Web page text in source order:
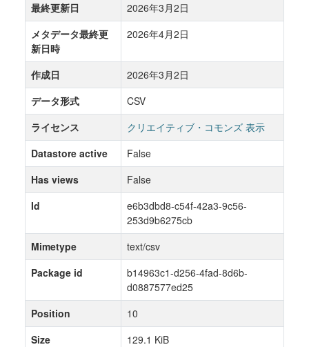
最終更新日
2026年3月2日
メタデータ最終更
新日時
2026年4月2日
作成日
2026年3月2日
データ形式
CSV
ライセンス
クリエイティブ・コモンズ 表示
Datastore active
False
Has views
False
Id
e6b3dbd8-c54f-42a3-9c56-
253d9b6275cb
Mimetype
text/csv
Package id
b14963c1-d256-4fad-8d6b-
d0887577ed25
Position
10
Size
129.1 KiB